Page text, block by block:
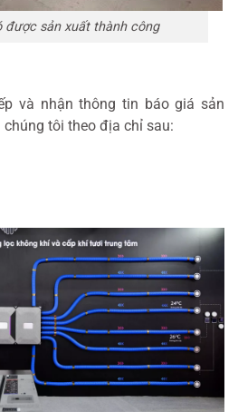
được sản xuất thành công
và nhận thông tin báo giá sản
tôi theo địa chỉ sau: